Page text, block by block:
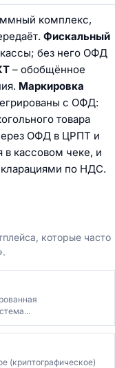
комплекс,
Фискальный
без него ОФД
– обобщённое
Маркировка
с ОФД:
товара
ОФД в ЦРПТ и
в кассовом чеке, и
по НДС.
которые часто
(криптографическое)